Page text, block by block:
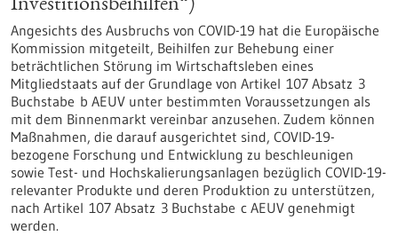
Investitionsbeihilfen“)
Angesichts des Ausbruchs von COVID-19 hat die Europäische
Kommission mitgeteilt, Beihilfen zur Behebung einer
beträchtlichen Störung im Wirtschaftsleben eines
Mitgliedstaats auf der Grundlage von Artikel 107 Absatz 3
Buchstabe b AEUV unter bestimmten Voraussetzungen als
mit dem Binnenmarkt vereinbar anzusehen. Zudem können
Maßnahmen, die darauf ausgerichtet sind, COVID-19-
bezogene Forschung und Entwicklung zu beschleunigen
sowie Test- und Hochskalierungsanlagen bezüglich COVID-19-
relevanter Produkte und deren Produktion zu unterstützen,
nach Artikel 107 Absatz 3 Buchstabe c AEUV genehmigt
werden.